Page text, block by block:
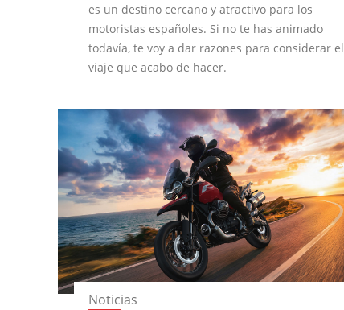
es un destino cercano y atractivo para los
motoristas españoles. Si no te has animado
todavía, te voy a dar razones para considerar el
viaje que acabo de hacer.
Noticias